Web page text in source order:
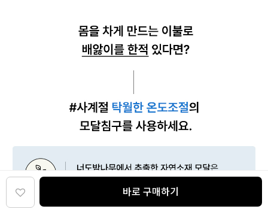
바로 구매하기